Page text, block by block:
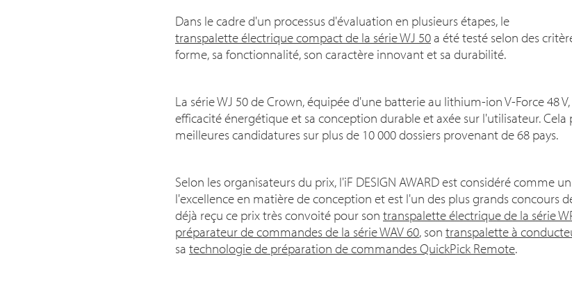
Dans le cadre d'un processus d'évaluation en plusieurs étapes, le
transpalette électrique compact de la série WJ 50a été testé selon des
forme, sa fonctionnalité, son caractère innovant et sa durabilité.
La série WJ 50 de Crown, équipée d'une batterie au lithium-ion V-Force 48
efficacité énergétique et sa conception durable et axée sur l'utilisateur.
meilleures candidatures sur plus de 10 000 dossiers provenant de 68 pays.
Selon les organisateurs du prix, l'iF DESIGN AWARD est considéré comme
l'excellence en matière de conception et est l'un des plus grands concours
déjà reçu ce prix très convoité pour son transpalette électrique de la série
préparateur de commandes de la série WAV 60, son transpalette à
sa technologie de préparation de commandes QuickPick Remote.